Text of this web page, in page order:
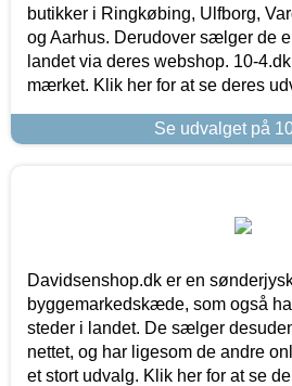
butikker i Ringkøbing, Ulfborg,
og Aarhus. Derudover sælger de
landet via deres webshop. 10-
mærket. Klik her for at se deres
Se udvalget på
Davidsenshop.dk er en
byggemarkedskæde, som også
steder i landet. De sælger
nettet, og har ligesom de andre
et stort udvalg. Klik her for at se